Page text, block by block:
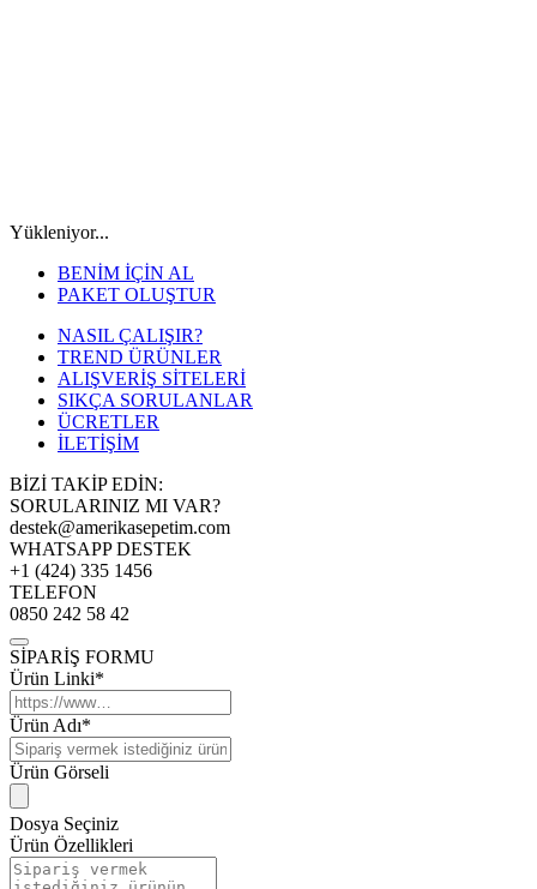
Yükleniyor...
BENİM İÇİN AL
PAKET OLUŞTUR
NASIL ÇALIŞIR?
TREND ÜRÜNLER
ALIŞVERİŞ SİTELERİ
SIKÇA SORULANLAR
ÜCRETLER
İLETİŞİM
BİZİ TAKİP EDİN:
SORULARINIZ MI VAR?
destek@amerikasepetim.com
WHATSAPP DESTEK
+1 (424) 335 1456
TELEFON
0850 242 58 42
SİPARİŞ FORMU
Ürün Linki*
Ürün Adı*
Ürün Görseli
Dosya Seçiniz
Ürün Özellikleri